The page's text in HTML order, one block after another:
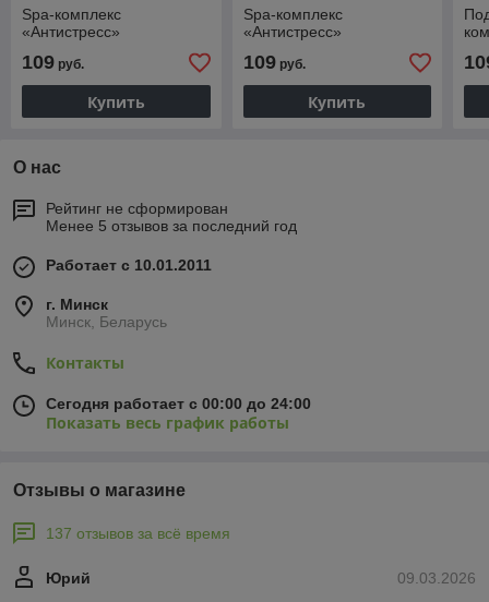
Spa-комплекс
«Антистресс»
109 руб.
Купить
Spa-комплекс
«Антистресс»
109руб.
Купить
О нас
Рейтинг не сформирован
Менее 5 отзывов за последний год
Работает с 10.01.2011
г. Минск
Минск, Беларусь
Контакты
Сегодня работает с 00:00 до 24:00
Показать весь график работы
Отзывы о магазине
137 отзывов за всё время
09.03.2026
Юрий